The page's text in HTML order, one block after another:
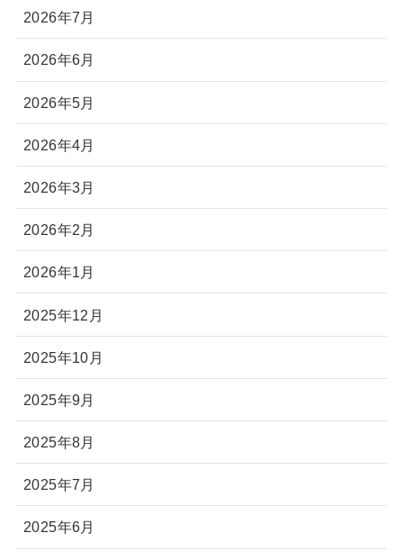
2026年7月
2026年6月
2026年5月
2026年4月
2026年3月
2026年2月
2026年1月
2025年12月
2025年10月
2025年9月
2025年8月
2025年7月
2025年6月